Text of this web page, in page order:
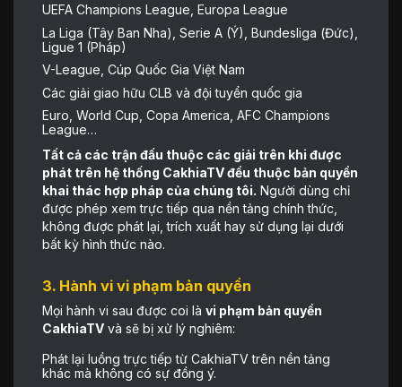
UEFA Champions League, Europa League
La Liga (Tây Ban Nha), Serie A (Ý), Bundesliga (Đức),
Ligue 1 (Pháp)
V-League, Cúp Quốc Gia Việt Nam
Các giải giao hữu CLB và đội tuyển quốc gia
Euro, World Cup, Copa America, AFC Champions
League…
Tất cả các trận đấu thuộc các giải trên khi được
phát trên hệ thống CakhiaTV đều thuộc bản quyền
khai thác hợp pháp của chúng tôi. Người dùng chỉ
được phép xem trực tiếp qua nền tảng chính thức,
không được phát lại, trích xuất hay sử dụng lại dưới
bất kỳ hình thức nào.
3. Hành vi vi phạm bản quyền
Mọi hành vi sau được coi là vi phạm bản quyền
CakhiaTV và sẽ bị xử lý nghiêm:
Phát lại luồng trực tiếp từ CakhiaTV trên nền tảng
khác mà không có sự đồng ý.